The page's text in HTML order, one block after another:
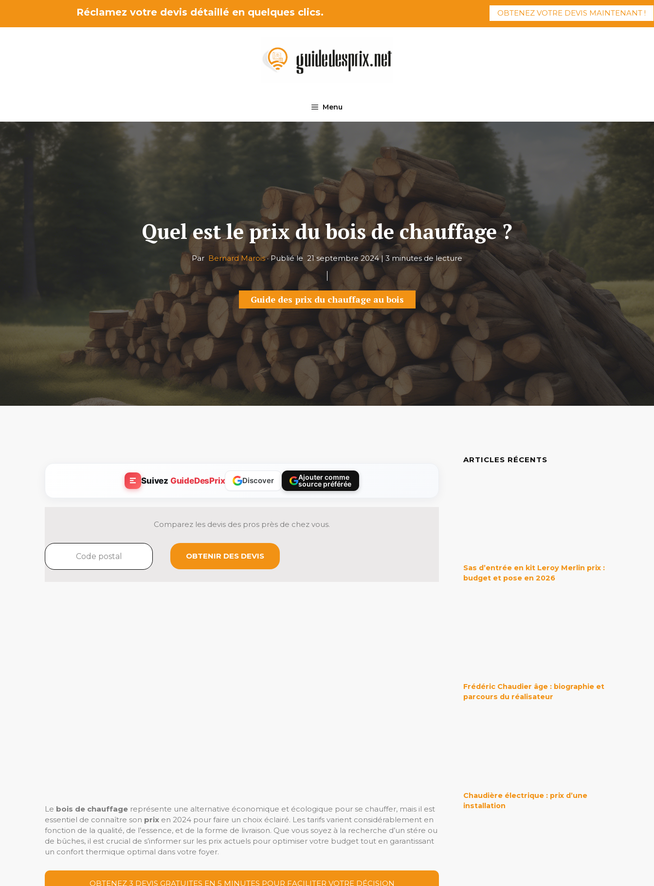
contenu
Réclamez votre devis détaillé en quelques clics. OBTENEZ VOTRE DEVIS MAINTENANT !
Menu
Quel est le prix du bois de chauffage ?
Par Bernard Marois· Publié le 21 septembre 2024| 3 minutes de lecture
Guide des prix du chauffage au bois
Suivez GuideDesPrix Discover
Ajouter comme
source préférée
Comparez les devis des pros près de chez vous.
OBTENIR DES DEVIS
Le bois de chauffage représente une alternative économique et écologique pour se chauffer, mais il est
essentiel de connaître son prix en 2024 pour faire un choix éclairé. Les tarifs varient considérablement en
fonction de la qualité, de l’essence, et de la forme de livraison. Que vous soyez à la recherche d’un stére ou
de bûches, il est crucial de s’informer sur les prix actuels pour optimiser votre budget tout en garantissant
un confort thermique optimal dans votre foyer.
OBTENEZ 3 DEVIS GRATUITES EN 5 MINUTES POUR FACILITER VOTRE DÉCISION
ARTICLES RÉCENTS
Sas d’entrée en kit Leroy Merlin prix :
budget et pose en 2026
Frédéric Chaudier âge : biographie et
parcours du réalisateur
Chaudière électrique : prix d’une
installation